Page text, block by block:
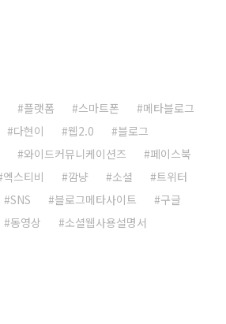
플랫폼 스마트폰
메타블로그
다현이 웹2.0
블로그
와이드커뮤니케이션즈
페이스북
엑스티비 깜냥 소셜
트위터
SNS 블로그메타사이트
구글
동영상
소셜웹사용설명서